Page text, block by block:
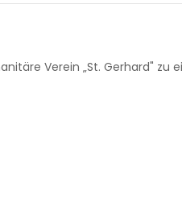
Verein „St. Gerhard"